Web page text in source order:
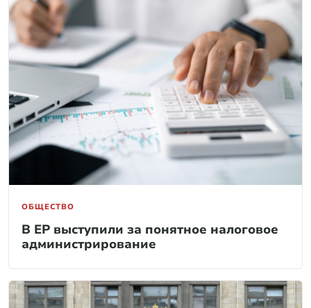
ОБЩЕСТВО
В ЕР выступили за понятное налоговое
администрирование